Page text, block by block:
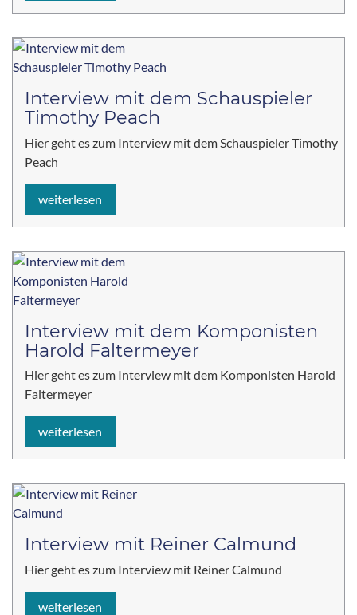
Interview mit dem Schauspieler
Timothy Peach
Hier geht es zum Interview mit dem Schauspieler Timothy
Peach
weiterlesen
Interview mit dem Komponisten
Harold Faltermeyer
Hier geht es zum Interview mit dem Komponisten Harold
Faltermeyer
weiterlesen
Interview mit Reiner Calmund
Hier geht es zum Interview mit Reiner Calmund
weiterlesen